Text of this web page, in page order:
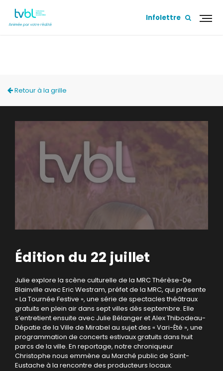
Infolettre
Retour à la grille
Édition du 22 juillet
Julie explore la scène culturelle de la MRC Thérèse-De
Blainville avec Eric Westram, préfet de la MRC, qui présente
« La Tournée Festive », une série de spectacles théâtraux
gratuits en plein air dans sept villes dès septembre. Elle
s’entretient ensuite avec Julie Bélanger et Alex Thibodeau-
Dépatie de la Ville de Mirabel au sujet des « Vari-Été », une
programmation de concerts estivaux gratuits dans huit
parcs de la ville. En reportage, notre chroniqueur
Christophe nous emmène au Marché public de Saint-
Eustache à la rencontre des producteurs locaux.